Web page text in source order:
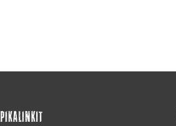
PIKALINKIT